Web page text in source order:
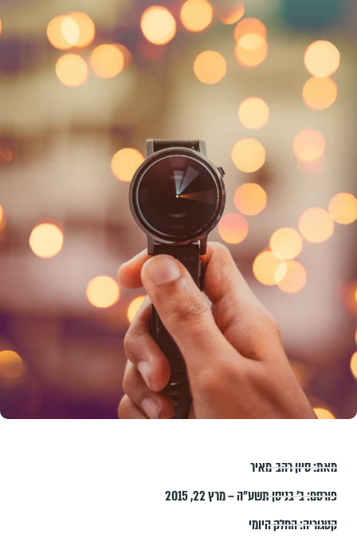
מאת:סיון רהב-מאיר
פורסם:ב׳ בניסן תשע״ה – מרץ 22, 2015
קטגוריה:החלק היומי